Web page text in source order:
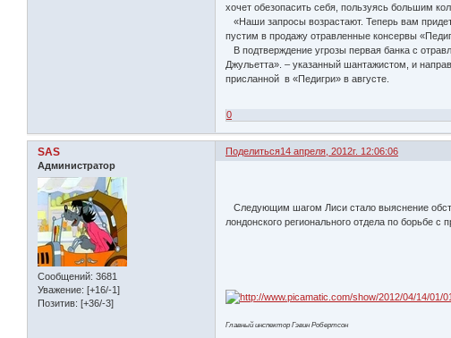
хочет обезопасить себя, пользуясь большим
«Наши запросы возрастают. Теперь вам
пустим в продажу отравленные консервы
В подтверждение угрозы первая банка с
Джульетта». – указанный шантажистом, и
присланной в «Педигри» в августе.
0
Поделиться14 апреля, 2012г. 12:06:06
SAS
Администратор
Сообщений: 3681
Уважение: [+16/-1]
Позитив: [+36/-3]
Следующим шагом Лиси стало выяснение
лондонского регионального отдела по борьбе
Главный инспектор Гэвин Робертсон